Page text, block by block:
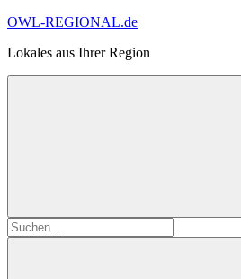
Zum
springen
OWL-REGIONAL.de
Lokales aus Ihrer Region
Suchformular
öffnen
Suchen
nach: